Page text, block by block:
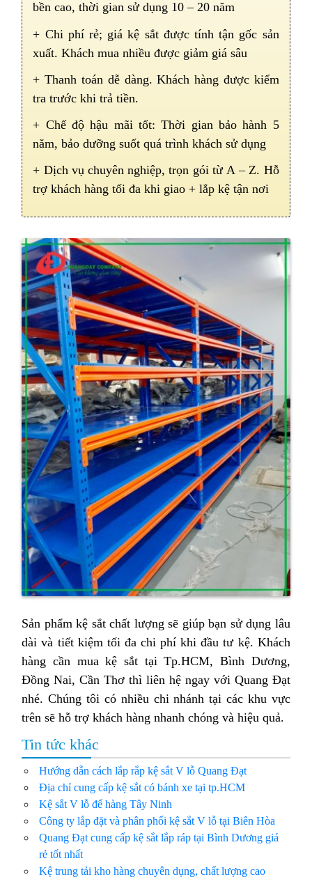
bền cao, thời gian sử dụng 10 – 20 năm
+ Chi phí rẻ; giá kệ sắt được tính tận gốc sản
xuất. Khách mua nhiều được giảm giá sâu
+ Thanh toán dễ dàng. Khách hàng được kiểm
tra trước khi trả tiền.
+ Chế độ hậu mãi tốt: Thời gian bảo hành 5
năm, bảo dưỡng suốt quá trình khách sử dụng
+ Dịch vụ chuyên nghiệp, trọn gói từ A – Z. Hỗ
trợ khách hàng tối đa khi giao + lắp kệ tận nơi
Sản phẩm kệ sắt chất lượng sẽ giúp bạn sử dụng lâu
dài và tiết kiệm tối đa chi phí khi đầu tư kệ. Khách
hàng cần mua kệ sắt tại Tp.HCM, Bình Dương,
Đồng Nai, Cần Thơ thì liên hệ ngay với Quang Đạt
nhé. Chúng tôi có nhiều chi nhánh tại các khu vực
trên sẽ hỗ trợ khách hàng nhanh chóng và hiệu quả.
Tin tức khác
Hướng dẫn cách lắp rắp kệ sắt V lỗ Quang Đạt
Địa chỉ cung cấp kệ sắt có bánh xe tại tp.HCM
Kệ sắt V lỗ để hàng Tây Ninh
Công ty lắp đặt và phân phối kệ sắt V lỗ tại Biên Hòa
Quang Đạt cung cấp kệ sắt lắp ráp tại Bình Dương giá
rẻ tốt nhất
Kệ trung tải kho hàng chuyên dụng, chất lượng cao